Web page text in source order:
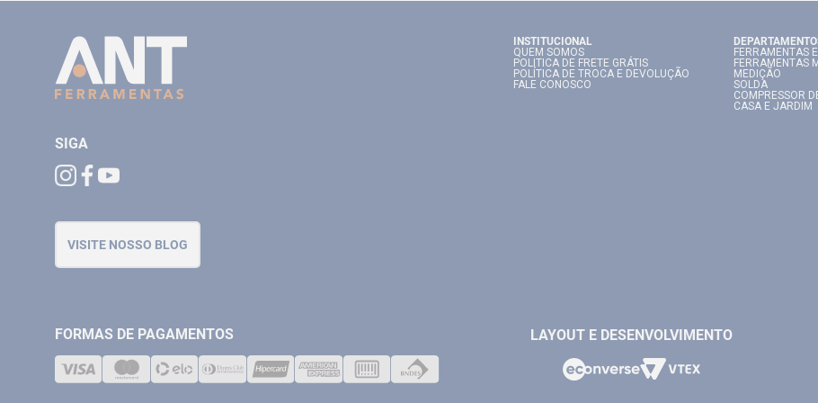
SIGA
VISITE NOSSO BLOG
INSTITUCIONAL
QUEM SOMOS
POLITICA DE FRETE GRÁTIS
POLÍTICA DE TROCA E DEVOLUÇÃO
FALE CONOSCO
FERRAMENTAS
FERRAMENTAS
MEDIÇÃO
SOLDA
COMPRESSOR
CASA E JARDIM
FORMAS DE PAGAMENTOS LAYOUT E DESENVOLVIMENTO